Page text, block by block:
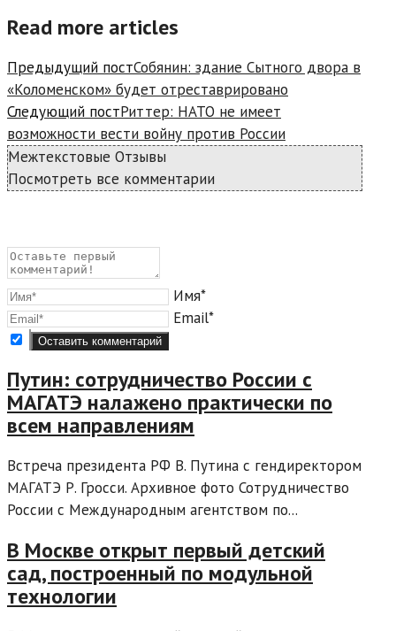
Read more articles
Предыдущий постСобянин: здание Сытного двора в
«Коломенском» будет отреставрировано
Следующий постРиттер: НАТО не имеет
возможности вести войну против России
Межтекстовые Отзывы
Посмотреть все комментарии
Имя*
Email*
Путин: сотрудничество России с
МАГАТЭ налажено практически по
всем направлениям
Встреча президента РФ В. Путина с гендиректором
МАГАТЭ Р. Гросси. Архивное фото Сотрудничество
России с Международным агентством по...
В Москве открыт первый детский
сад, построенный по модульной
технологии